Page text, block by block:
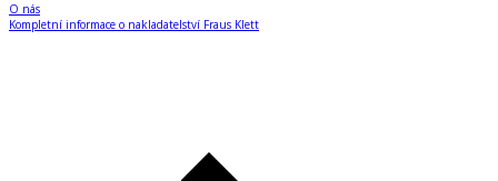
O nás
Kompletní informace o nakladatelství Fraus Klett